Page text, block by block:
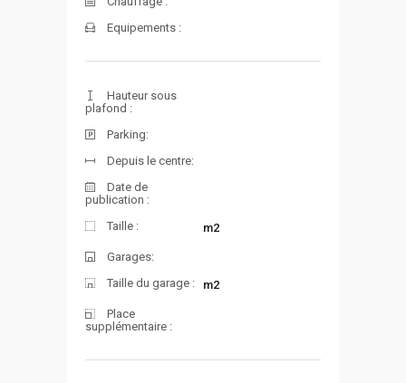
Equipements :
Hauteur sous
plafond :
Parking:
Depuis le centre:
Date de
publication :
Taille :
m2
Garages:
Taille du garage :
m2
Place
supplémentaire :